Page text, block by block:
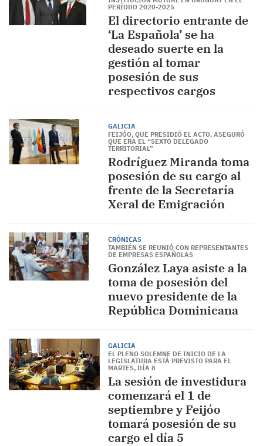
PERÍODO 2020-2025
El directorio entrante de
‘La Española’ se ha
deseado suerte en la
gestión al tomar
posesión de sus
respectivos cargos
GALICIA
FEIJÓO, QUE PRESIDIÓ EL ACTO, ASEGURÓ
QUE ERA EL “SEXTO DELEGADO
TERRITORIAL”
Rodríguez Miranda toma
posesión de su cargo al
frente de la Secretaría
Xeral de Emigración
CRÓNICAS
TAMBIÉN SE REUNIÓ CON REPRESENTANTES
DE EMPRESAS ESPAÑOLAS
González Laya asiste a la
toma de posesión del
nuevo presidente de la
República Dominicana
GALICIA
EL PLENO SOLEMNE DE INICIO DE LA
LEGISLATURA ESTÁ PREVISTO PARA EL
MARTES, DÍA 8
La sesión de investidura
comenzará el 1 de
septiembre y Feijóo
tomará posesión de su
cargo el día 5